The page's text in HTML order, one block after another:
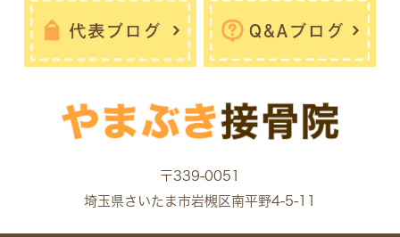
〒339-0051
埼玉県さいたま市岩槻区南平野4-5-11